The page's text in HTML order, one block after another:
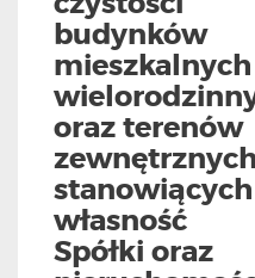
budynków
mieszkalnych
oraz terenów
zewnętrznych
stanowiących
własność
Spółki oraz